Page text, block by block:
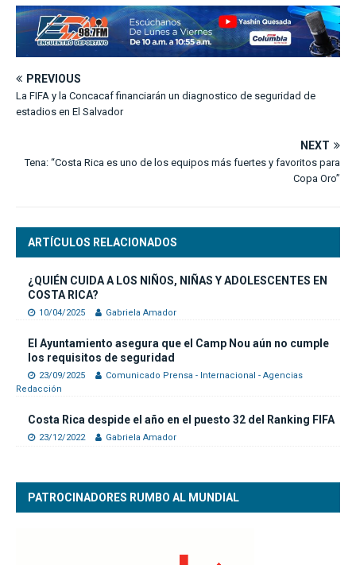
PREVIOUS
La FIFA y la Concacaf financiarán un diagnostico de seguridad de
estadios en El Salvador
NEXT
Tena: “Costa Rica es uno de los equipos más fuertes y favoritos para
Copa Oro”
ARTÍCULOS RELACIONADOS
¿QUIÉN CUIDA A LOS NIÑOS, NIÑAS Y ADOLESCENTES EN
COSTA RICA?
10/04/2025 Gabriela Amador
El Ayuntamiento asegura que el Camp Nou aún no cumple
los requisitos de seguridad
23/09/2025
Comunicado Prensa - Internacional - Agencias
Redacción
Costa Rica despide el año en el puesto 32 del Ranking FIFA
23/12/2022 Gabriela Amador
PATROCINADORES RUMBO AL MUNDIAL